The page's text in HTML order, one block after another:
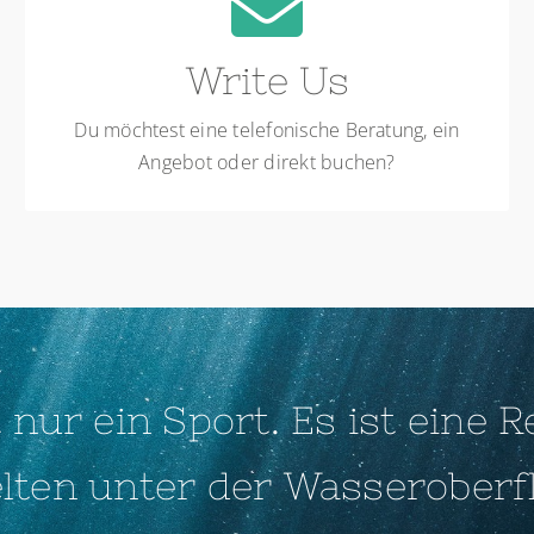
Write Us
Du möchtest eine telefonische Beratung, ein
Angebot oder direkt buchen?
WRITE US
Melde dich gerne über unser Kontaktformular.
Kontaktformular
ein Sport. Es ist eine
unter der